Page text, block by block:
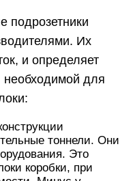
подрозетники
Их
и определяет
необходимой для
тоннели. Они
Это
коробки, при